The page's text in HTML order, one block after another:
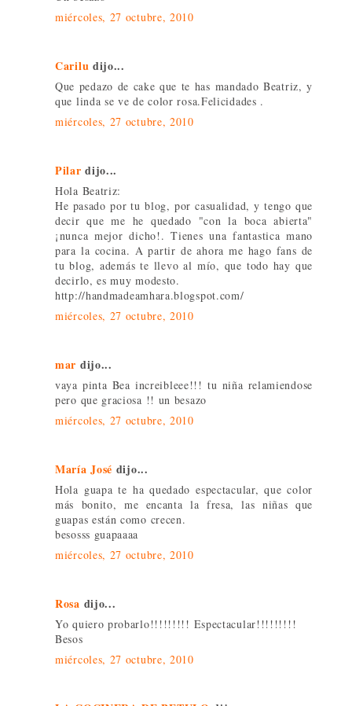
miércoles, 27 octubre, 2010
Carilu dijo...
Que pedazo de cake que te has mandado Beatriz, y
que linda se ve de color rosa.Felicidades .
miércoles, 27 octubre, 2010
Pilar dijo...
Hola Beatriz:
He pasado por tu blog, por casualidad, y tengo que
decir que me he quedado "con la boca abierta"
¡nunca mejor dicho!. Tienes una fantastica mano
para la cocina. A partir de ahora me hago fans de
tu blog, además te llevo al mío, que todo hay que
decirlo, es muy modesto.
http://handmadeamhara.blogspot.com/
miércoles, 27 octubre, 2010
mar dijo...
vaya pinta Bea increibleee!!! tu niña relamiendose
pero que graciosa !! un besazo
miércoles, 27 octubre, 2010
María José dijo...
Hola guapa te ha quedado espectacular, que color
más bonito, me encanta la fresa, las niñas que
guapas están como crecen.
besosss guapaaaa
miércoles, 27 octubre, 2010
Rosa dijo...
Yo quiero probarlo!!!!!!!!! Espectacular!!!!!!!!!
Besos
miércoles, 27 octubre, 2010